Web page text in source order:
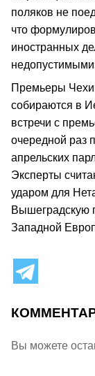
поляков не
что
иностранных
Премьеры
собираются в
встречи с
очередной раз
апрельских
Эксперты
ударом для
Вышеградскую
Западной
Вы можете